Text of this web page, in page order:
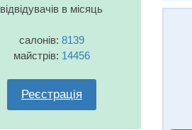
відвідувачів в місяць
салонів: 8139
майстрів: 14456
Реєстрація